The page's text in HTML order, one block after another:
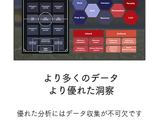
より多くのデータ
より優れた洞察
優れた分析にはデータ収集が不可欠です